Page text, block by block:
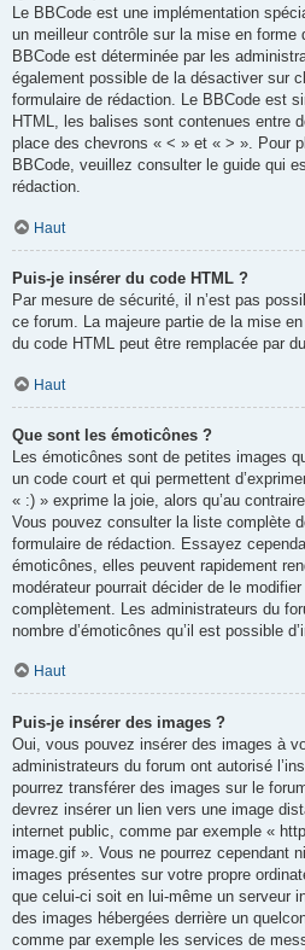
Le BBCode est une implémentation
un meilleur contrôle sur la mise en forme
BBCode est déterminée par les
également possible de la désactiver sur
formulaire de rédaction. Le BBCode est
HTML, les balises sont contenues entre
place des chevrons « < » et « > ». Pour
BBCode, veuillez consulter le guide qui
rédaction.
Haut
Puis-je insérer du code HTML ?
Par mesure de sécurité, il n’est pas
ce forum. La majeure partie de la mise
du code HTML peut être remplacée par
Haut
Que sont les émoticônes ?
Les émoticônes sont de petites images
un code court et qui permettent
« :) » exprime la joie, alors qu’au
Vous pouvez consulter la liste complète
formulaire de rédaction. Essayez
émoticônes, elles peuvent rapidement
modérateur pourrait décider de le
complètement. Les administrateurs du
nombre d’émoticônes qu’il est possible
Haut
Puis-je insérer des images ?
Oui, vous pouvez insérer des images à
administrateurs du forum ont autorisé
pourrez transférer des images sur le
devrez insérer un lien vers une image
internet public, comme par exemple «
image.gif ». Vous ne pourrez cependant
images présentes sur votre propre
que celui-ci soit en lui-même un serveur
des images hébergées derrière un
comme par exemple les services de